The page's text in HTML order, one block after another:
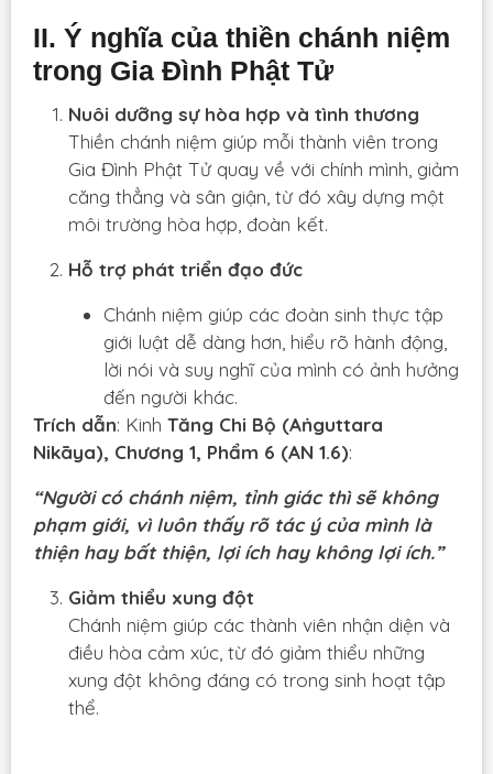
II. Ý nghĩa của thiền chánh niệm
trong Gia Đình Phật Tử
Nuôi dưỡng sự hòa hợp và tình thương
Thiền chánh niệm giúp mỗi thành viên trong
Gia Đình Phật Tử quay về với chính mình, giảm
căng thẳng và sân giận, từ đó xây dựng một
môi trường hòa hợp, đoàn kết.
Hỗ trợ phát triển đạo đức
Chánh niệm giúp các đoàn sinh thực tập
giới luật dễ dàng hơn, hiểu rõ hành động,
lời nói và suy nghĩ của mình có ảnh hưởng
đến người khác.
Trích dẫn: Kinh Tăng Chi Bộ (Aṅguttara
Nikāya), Chương 1, Phẩm 6 (AN 1.6):
“Người có chánh niệm, tỉnh giác thì sẽ không
phạm giới, vì luôn thấy rõ tác ý của mình là
thiện hay bất thiện, lợi ích hay không lợi ích.”
Giảm thiểu xung đột
Chánh niệm giúp các thành viên nhận diện và
điều hòa cảm xúc, từ đó giảm thiểu những
xung đột không đáng có trong sinh hoạt tập
thể.